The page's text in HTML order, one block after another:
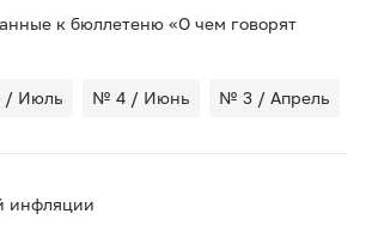
к бюллетеню «О чем говорят
Июль № 4 / Июнь № 3 / Апрель
инфляции